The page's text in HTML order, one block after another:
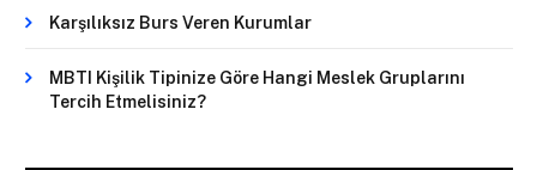
Karşılıksız Burs Veren Kurumlar
MBTI Kişilik Tipinize Göre Hangi Meslek Gruplarını
Tercih Etmelisiniz?